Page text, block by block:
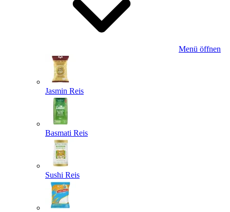
Menü öffnen
Jasmin Reis
Basmati Reis
Sushi Reis